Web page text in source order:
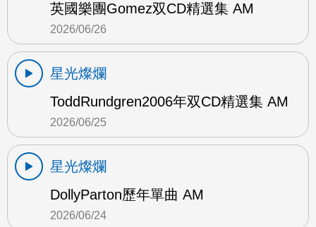
英國樂團Gomez双CD精選集 AM
2026/06/26
星光燦爛
ToddRundgren2006年双CD精選集 AM
2026/06/25
星光燦爛
DollyParton歷年單曲 AM
2026/06/24